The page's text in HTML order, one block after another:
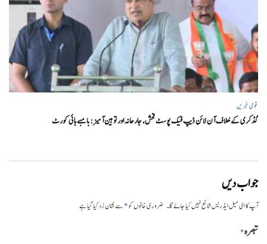
قومی خبریں
گڈکری کے خلاف آن لائن ڈیپ فیک پوسٹ فحش، جارحانہ اور توہین آمیز:بامبے ہائی کورٹ
جواب دیں
آپ کا ای میل ایڈریس شائع نہیں کیا جائے گا۔ ضروری خانوں کو*سے نشان زد کیا گیا ہے
تبصرہ*